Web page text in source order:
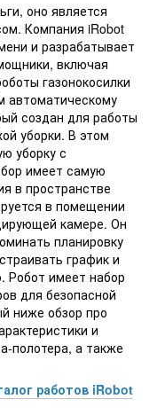
оно является
Компания iRobot
и разрабатывает
включая
газонокосилки
автоматическому
создан для работы
уборки. В этом
уборку с
имеет самую
в пространстве
в помещении
камере. Он
планировку
график и
Робот имеет набор
для безопасной
ниже обзор про
и
полотера, а также
работов iRobot